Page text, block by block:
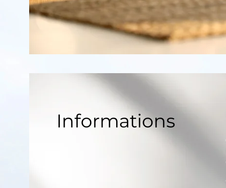
Informations